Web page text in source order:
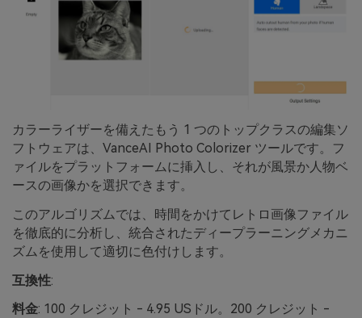
カラーライザーを備えたもう 1 つのトップクラスの編集ソ
フトウェアは、VanceAI Photo Colorizer ツールです。フ
ァイルをプラットフォームに挿入し、それが風景か人物ベ
ースの画像かを選択できます。
このアルゴリズムでは、時間をかけてレトロ画像ファイル
を徹底的に分析し、統合されたディープラーニングメカニ
ズムを使用して適切に色付けします。
互換性:
料金: 100 クレジット - 4.95 USドル。200 クレジット -